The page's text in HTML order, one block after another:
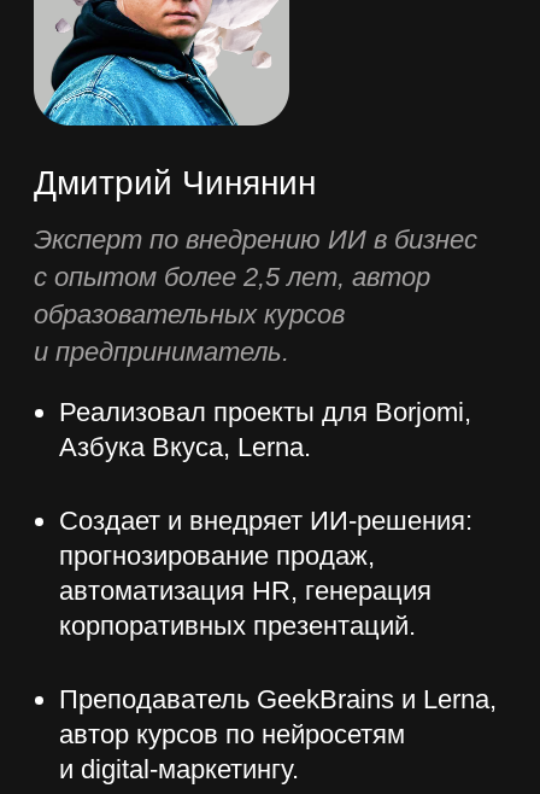
Онлайн-формат
Доступ к видеоурокам 24/7 – учитесь в
удобное время
Практика с
основанные на